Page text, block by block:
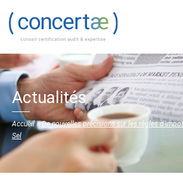
Actualités
Accueil»De nouvelles précisions sur les règles
Sel